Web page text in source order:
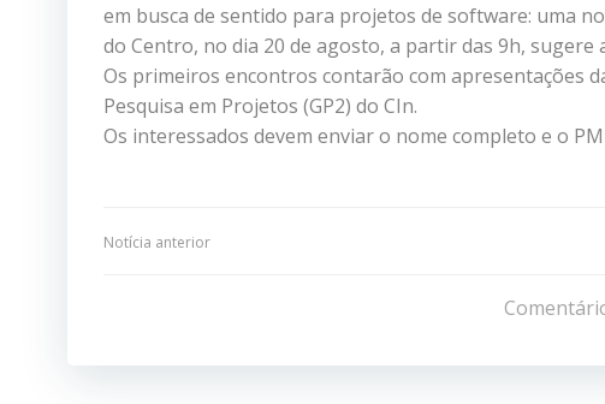
em busca de sentido para projetos de software: uma
do Centro, no dia 20 de agosto, a partir das 9h, sugere
Os primeiros encontros contarão com apresentações
Pesquisa em Projetos (GP2) do CIn.
Os interessados devem enviar o nome completo e o
Navegação
Post
Notícia anterior